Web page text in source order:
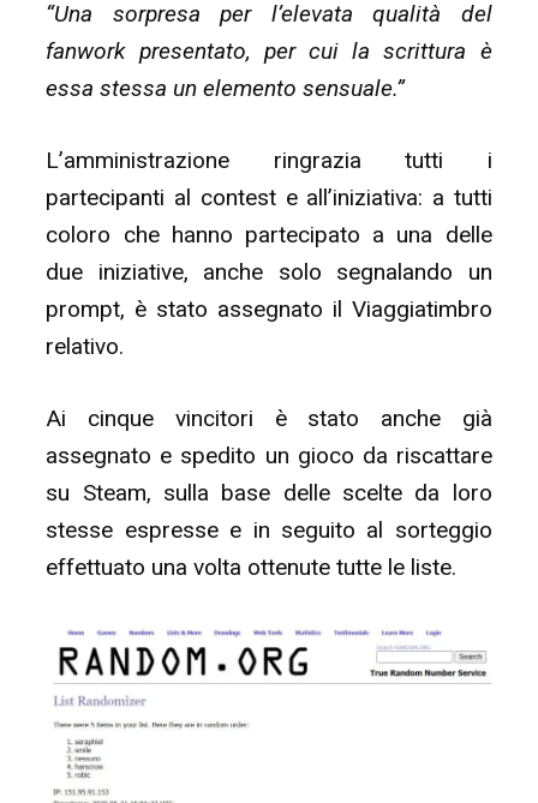
“Una sorpresa per l’elevata qualità del
fanwork presentato, per cui la scrittura è
essa stessa un elemento sensuale.”
L’amministrazione ringrazia tutti i
partecipanti al contest e all’iniziativa: a tutti
coloro che hanno partecipato a una delle
due iniziative, anche solo segnalando un
prompt, è stato assegnato il Viaggiatimbro
relativo.
Ai cinque vincitori è stato anche già
assegnato e spedito un gioco da riscattare
su Steam, sulla base delle scelte da loro
stesse espresse e in seguito al sorteggio
effettuato una volta ottenute tutte le liste.